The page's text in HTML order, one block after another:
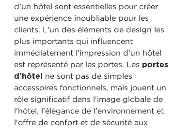
d'un hôtel sont essentielles pour créer
une expérience inoubliable pour les
clients. L'un des éléments de design les
plus importants qui influencent
immédiatement l'impression d'un hôtel
est représenté par les portes. Les portes
d'hôtel ne sont pas de simples
accessoires fonctionnels, mais jouent un
rôle significatif dans l'image globale de
l'hôtel, l'élégance de l'environnement et
l'offre de confort et de sécurité aux